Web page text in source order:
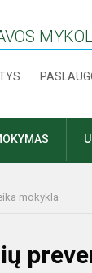
mokykla